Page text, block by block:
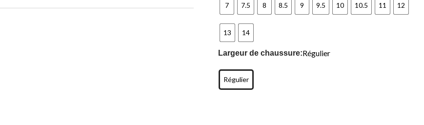
7 7.5 8 8.5 9 9.5 10 10.5 11 12
13 14
Largeur de chaussure:Régulier
Régulier